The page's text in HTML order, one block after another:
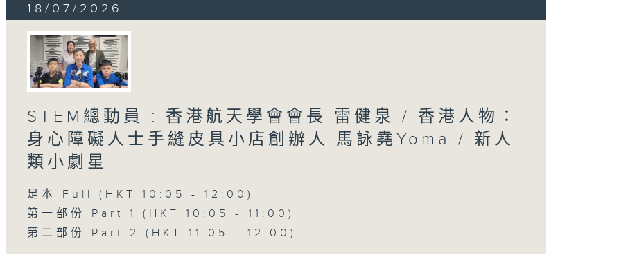
18/07/2026
STEM總動員 : 香港航天學會會長 雷健泉 / 香港人物：
身心障礙人士手縫皮具小店創辦人 馬詠堯Yoma / 新人
類小劇星
足本 Full (HKT 10:05 - 12:00)
第一部份 Part 1 (HKT 10:05 - 11:00)
第二部份 Part 2 (HKT 11:05 - 12:00)